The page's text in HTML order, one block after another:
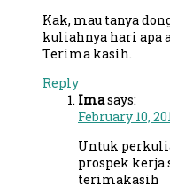
Kak, mau tanya
kuliahnya hari apa
Terima kasih.
Reply
Imasays:
February 10,
Untuk
prospek kerja
terimakasih